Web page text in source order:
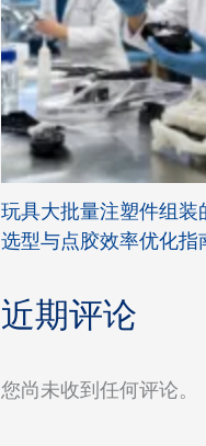
玩具大批量注塑件组装
选型与点胶效率优化指
近期评论
您尚未收到任何评论。